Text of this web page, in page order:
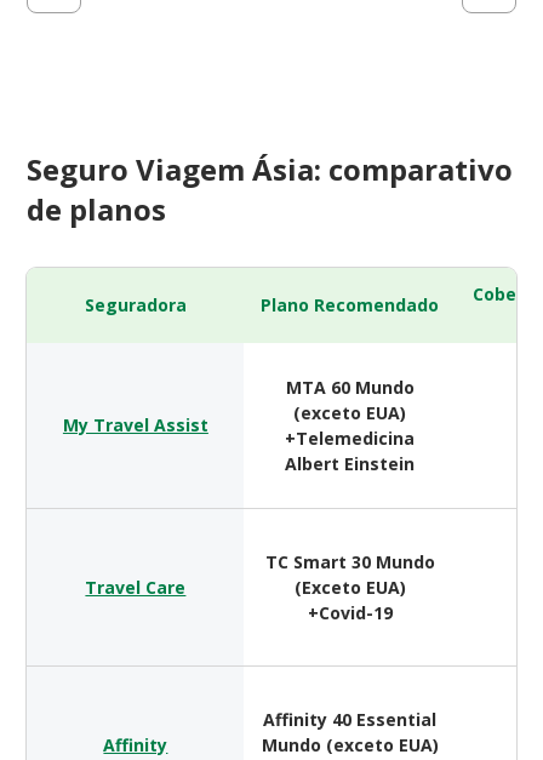
Seguro Viagem Ásia: comparativo
de planos
Seguradora Plano Recomendado
My Travel Assist
MTA 60 Mundo
(exceto EUA)
+Telemedicina
Albert Einstein
Travel Care
TC Smart 30 Mundo
(Exceto EUA)
+Covid-19
Affinity
Affinity 40 Essential
Mundo (exceto EUA)